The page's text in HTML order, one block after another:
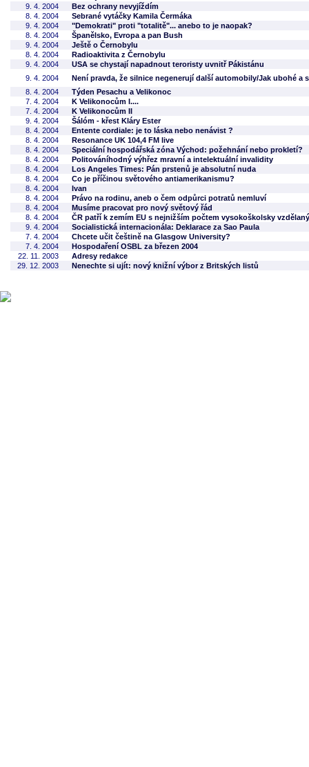
9. 4. 2004
Bez ochrany nevyjíždím
8. 4. 2004
Sebrané vytáčky Kamila Čermáka
9. 4. 2004
"Demokrati" proti "totalitě"... anebo to je naopak?
8. 4. 2004
Španělsko, Evropa a pan Bush
9. 4. 2004
Ještě o Černobylu
8. 4. 2004
Radioaktivita z Černobylu
9. 4. 2004
USA se chystají napadnout teroristy uvnitř Pákistánu
9. 4. 2004
Není pravda, že silnice negenerují další automobily/Jak ubohé a
8. 4. 2004
Týden Pesachu a Velikonoc
7. 4. 2004
K Velikonocům I....
7. 4. 2004
K Velikonocům II
9. 4. 2004
Šálóm - křest Kláry Ester
8. 4. 2004
Entente cordiale: je to láska nebo nenávist ?
8. 4. 2004
Resonance UK 104,4 FM live
8. 4. 2004
Speciální hospodářská zóna Východ: požehnání nebo prokletí?
8. 4. 2004
Politováníhodný výhřez mravní a intelektuální invalidity
8. 4. 2004
Los Angeles Times: Pán prstenů je absolutní nuda
8. 4. 2004
Co je příčinou světového antiamerikanismu?
8. 4. 2004
Ivan
8. 4. 2004
Právo na rodinu, aneb o čem odpůrci potratů nemluví
8. 4. 2004
Musíme pracovat pro nový světový řád
8. 4. 2004
ČR patří k zemím EU s nejnižším počtem vysokoškolsky
9. 4. 2004
Socialistická internacionála: Deklarace za Sao Paula
7. 4. 2004
Chcete učit češtině na Glasgow University?
7. 4. 2004
Hospodaření OSBL za březen 2004
22. 11. 2003
Adresy redakce
29. 12. 2003
Nenechte si ujít: nový knižní výbor z Britských listů